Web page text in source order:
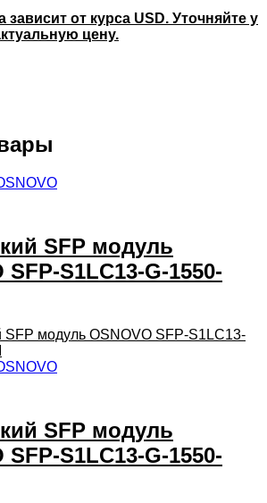
от курса USD. Уточняйте у
цену.
SFP модуль
SFP-S1LC13-G-1550-
SFP модуль
SFP-S1LC13-G-1550-